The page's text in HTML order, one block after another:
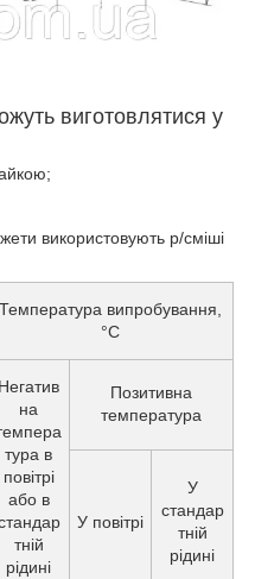
виготовлятися у
використовують р/сміші
Температура випробування,
°С
Негатив
на
тура в
повітрі
або в
тній
рідині
Позитивна
температура
У повітрі
У
стандар
тній
рідині